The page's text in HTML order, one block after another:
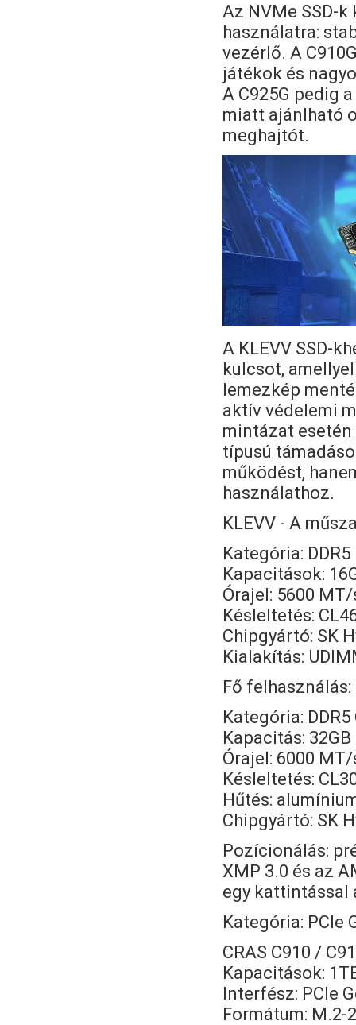
Az NVMe SSD-
használatra:
vezérlő. A
játékok és
A C925G pedig
miatt ajánlható
meghajtót.
A KLEVV SSD-
kulcsot,
lemezkép
aktív védelemi
mintázat
típusú
működést,
használathoz.
KLEVV - A
Kategória:
Kapacitások:
Órajel: 5600
Késleltetés:
Chipgyártó: SK
Kialakítás:
Fő
Kategória:
Kapacitás:
Órajel: 6000
Késleltetés:
Hűtés:
Chipgyártó: SK
Pozícionálás:
XMP 3.0 és az
egy kattintással
Kategória: PCIe
CRAS C910 /
Kapacitások:
Interfész: PCIe
Formátum: M.2-